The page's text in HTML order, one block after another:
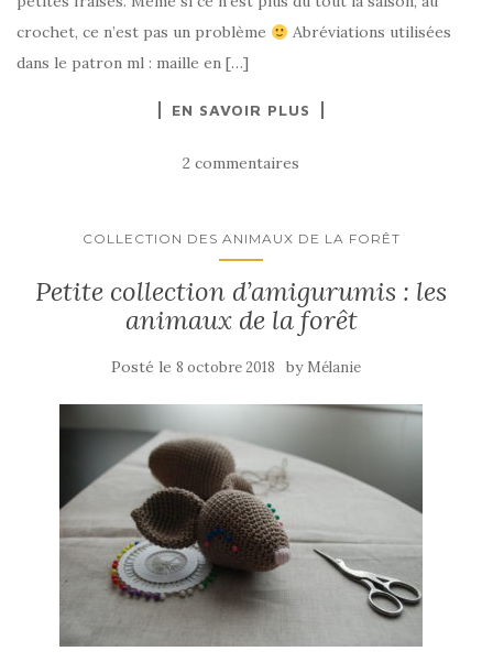
crochet, ce n’est pas un problème
Abréviations utilisées
dans le patron ml : maille en […]
EN SAVOIR PLUS
2 commentaires
COLLECTION DES ANIMAUX DE LA FORÊT
Petite collection d’amigurumis : les
animaux de la forêt
Posté le 8 octobre 2018 by Mélanie